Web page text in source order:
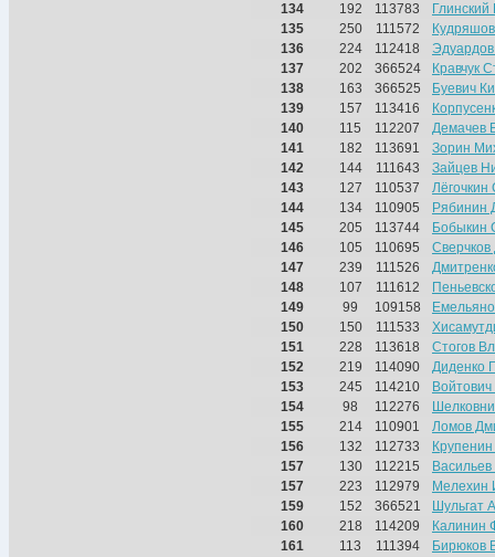
134
192 113783
Глинский
135
250 111572
136
224 112418
137
202 366524
Кравчук
138
163 366525
Буевич
139
157 113416
140
115 112207
Демачев
141
182 113691
Зорин
142
144 111643
Зайцев
143
127 110537
Лёгочкин
144
134 110905
Рябинин
145
205 113744
Бобыкин
146
105 110695
147
239 111526
148
107 111612
149
99 109158
150
150 111533
151
228 113618
Стогов
152
219 114090
Диденко
153
245 114210
154
98 112276
155
214 110901
Ломов
156
132 112733
157
130 112215
157
223 112979
Мелехин
159
152 366521
Шульгат
160
218 114209
Калинин
161
113 111394
Бирюков